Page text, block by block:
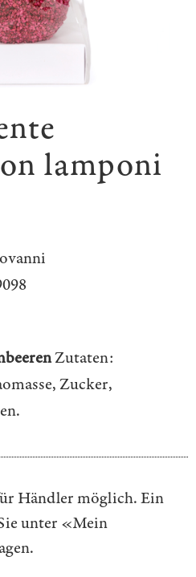
lamponi
Zutaten:
Zucker,
Händler möglich. Ein
unter «Mein